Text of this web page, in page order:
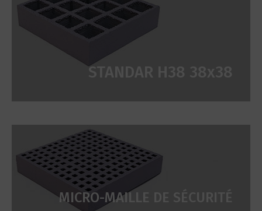
STANDAR H38 38x38
MICRO-MAILLE DE SÉCURITÉ